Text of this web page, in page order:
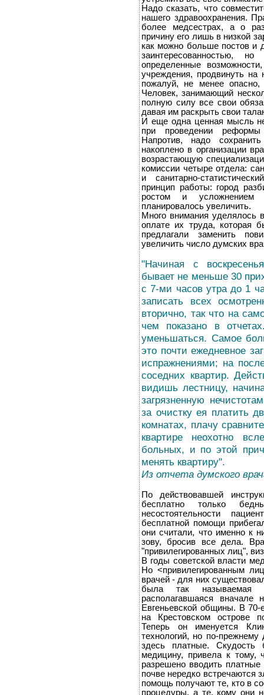
Надо сказать, что
нашего здравоохранения.
более медсестрах, а о
причину его лишь в низкой
как можно больше постов и
заинтересованностью,
определенные
учреждения, продвинуть
пожалуй, не менее
Человек, занимающий
полную силу все свои
давая им раскрыть свои
И еще одна ценная мысль
при проведении
Напротив, надо
накоплено в организации
возрастающую
комиссии четыре отдела:
и санитарно-
принцип работы: город
ростом и усложнением
планировалось увеличить.
Много внимания уделялось
оплате их труда, которая
предлагали заменить
увеличить число думских
"Начиная с
бывает не меньше 30
с 7-ми часов утра до 1
записать всех
вторично, так что на
чем показано в
уменьшаться. Самое
это почти ежедневное
испражнениями; на
соседних квартир.
видишь лестницу,
загрязненную
за очистку ея платить
комнатах, плачу
квартире неохотно
больных, и по этой
менять квартиру".
Из отчета думского
По действовавшей
бесплатно только
несостоятельности
бесплатной помощи
они считали, что именно к
зову, бросив все дела.
"привилегированных лиц",
В годы советской власти
Но <привилегированным
врачей - для них
была так называемая
располагавшаяся
Евгеньевской общины. В 70-
на Крестовском острове
Теперь он именуется
технологий, но по-
здесь платные. Скудость
медицину, привела к тому,
разрешено вводить
почве нередко встречаются
помощь получают те, кто в
процедуры, а те, кому они